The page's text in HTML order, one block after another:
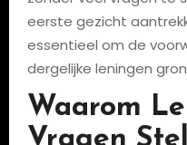
eerste gezicht
essentieel om de
dergelijke leningen
Waarom